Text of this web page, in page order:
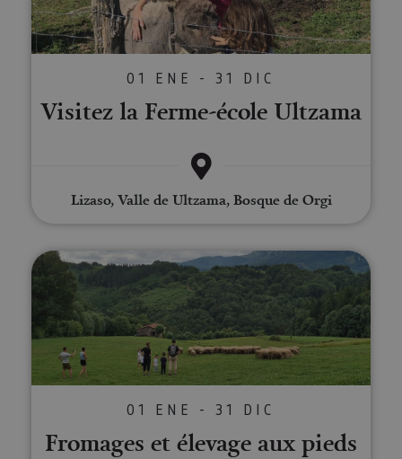
01 ENE - 31 DIC
Visitez la Ferme-école Ultzama
Lizaso, Valle de Ultzama, Bosque de Orgi
Fromages et élevage aux pieds
01 ENE - 31 DIC
Fromages et élevage aux pieds